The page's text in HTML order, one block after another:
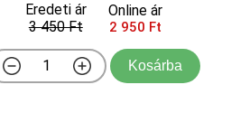
Eredeti ár
3 450 Ft
Online ár
2 950 Ft
Kosárba